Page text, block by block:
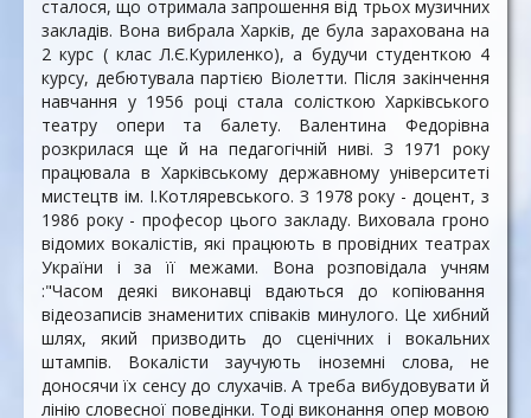
сталося, що отримала запрошення від трьох музичних
закладів. Вона вибрала Харків, де була зарахована на
2 курс ( клас Л.Є.Куриленко), а будучи студенткою 4
курсу, дебютувала партією Віолетти. Після закінчення
навчання у 1956 році стала солісткою Харківського
театру опери та балету. Валентина Федорівна
розкрилася ще й на педагогічній ниві. З 1971 року
працювала в Харківському державному університеті
мистецтв ім. І.Котляревського. З 1978 року - доцент, з
1986 року - професор цього закладу. Виховала гроно
відомих вокалістів, які працюють в провідних театрах
України і за її межами. Вона розповідала учням
:"Часом деякі виконавці вдаються до копіювання
відеозаписів знаменитих співаків минулого. Це хибний
шлях, який призводить до сценічних і вокальних
штампів. Вокалісти заучують іноземні слова, не
доносячи їх сенсу до слухачів. А треба вибудовувати й
лінію словесної поведінки. Тоді виконання опер мовою